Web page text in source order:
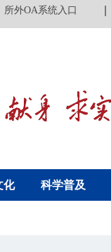
所外OA系统入口
化 科学普及